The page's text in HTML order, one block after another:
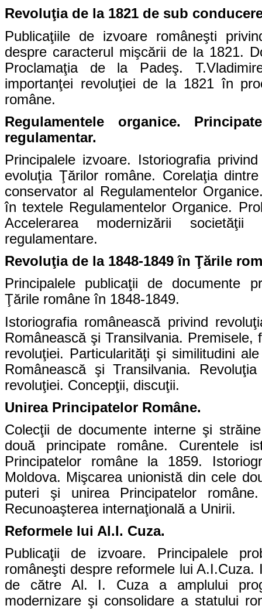
Revoluţia de la 1821 de sub
Publicaţiile de izvoare româneşti
despre caracterul mişcării de la 1821.
Proclamaţia de la Padeş.
importanţei revoluţiei de la 1821 în
române.
Regulamentele organice.
regulamentar.
Principalele izvoare. Istoriografia
evoluţia Ţărilor române. Corelaţia
conservator al Regulamentelor
în textele Regulamentelor Organice.
Accelerarea modernizării
regulamentare.
Revoluţia de la 1848-1849 în Ţările
Principalele publicaţii de documente
Ţările române în 1848-1849.
Istoriografia românească privind
Românească şi Transilvania.
revoluţiei. Particularităţi şi similitudini
Românească şi Transilvania.
revoluţiei. Concepţii, discuţii.
Unirea Principatelor Române.
Colecţii de documente interne şi
două principate române. Curentele
Principatelor române la 1859.
Moldova. Mişcarea unionistă din cele
puteri şi unirea Principatelor
Recunoaşterea internaţională a Unirii.
Reformele lui Al.I. Cuza.
Publicaţii de izvoare. Principalele
româneşti despre reformele lui A.I.Cuza.
de către Al. I. Cuza a amplului
modernizare şi consolidare a statului